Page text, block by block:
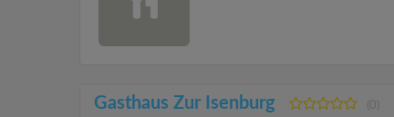
Gasthaus Zur Isenburg (0)